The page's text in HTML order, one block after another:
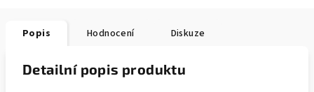
Popis Hodnocení Diskuze
Detailní popis produktu